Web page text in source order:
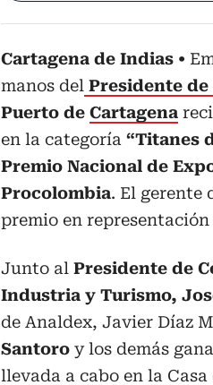
Cartagena de Indias
manos del Presidente
Puerto de Cartagena
en la categoría “Titanes
Premio Nacional de
Procolombia. El gerente
premio en representación
Junto al Presidente de
Industria y Turismo,
de Analdex, Javier Díaz
Santoro y los demás
llevada a cabo en la